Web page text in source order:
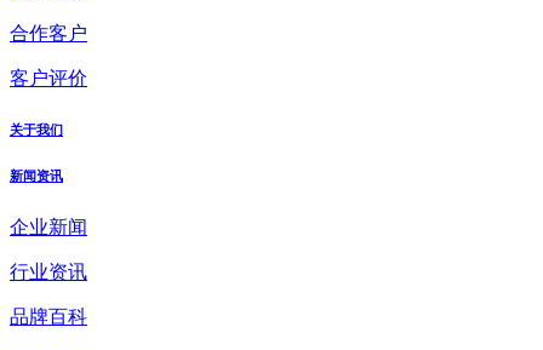
合作客户
客户评价
关于我们
新闻资讯
企业新闻
行业资讯
品牌百科